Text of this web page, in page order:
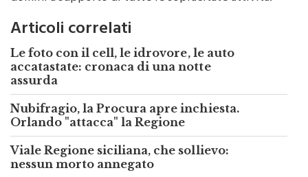
uomini a supporto di tutte le sopracitate attività.
Articoli correlati
Le foto con il cell, le idrovore, le auto
accatastate: cronaca di una notte
assurda
Nubifragio, la Procura apre inchiesta.
Orlando "attacca" la Regione
Viale Regione siciliana, che sollievo: